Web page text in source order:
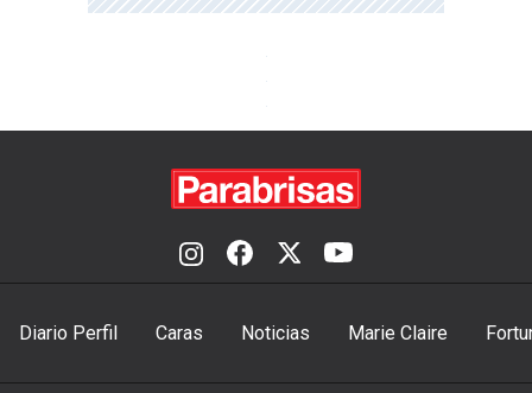
Diario Perfil Caras Noticias Marie Claire